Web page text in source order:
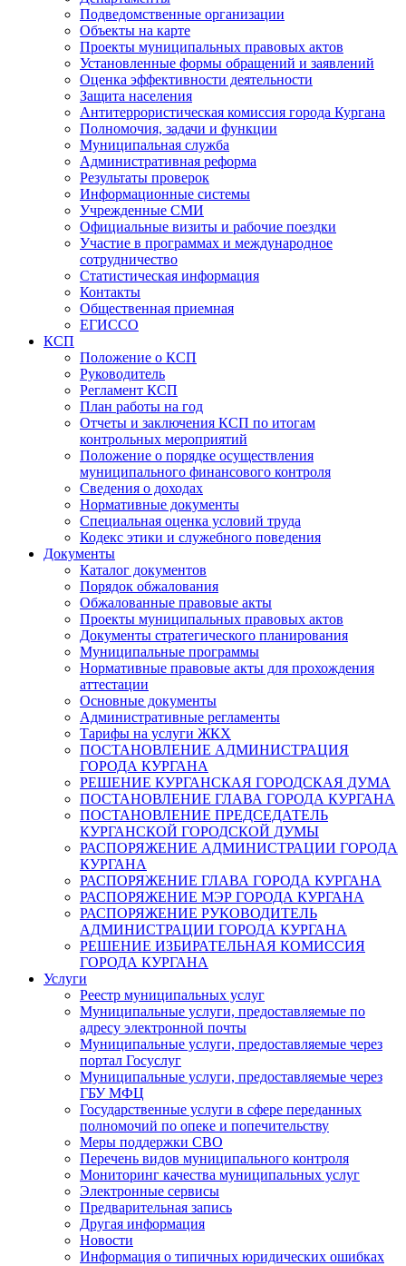
Подведомственные организации
Объекты на карте
Проекты муниципальных правовых актов
Установленные формы обращений и заявлений
Оценка эффективности деятельности
Защита населения
Антитеррористическая комиссия города Кургана
Полномочия, задачи и функции
Муниципальная служба
Административная реформа
Результаты проверок
Информационные системы
Учрежденные СМИ
Официальные визиты и рабочие поездки
Участие в программах и международное
сотрудничество
Статистическая информация
Контакты
Общественная приемная
ЕГИССО
КСП
Положение о КСП
Руководитель
Регламент КСП
План работы на год
Отчеты и заключения КСП по итогам
контрольных мероприятий
Положение о порядке осуществления
муниципального финансового контроля
Сведения о доходах
Нормативные документы
Специальная оценка условий труда
Кодекс этики и служебного поведения
Документы
Каталог документов
Порядок обжалования
Обжалованные правовые акты
Проекты муниципальных правовых актов
Документы стратегического планирования
Муниципальные программы
Нормативные правовые акты для прохождения
аттестации
Основные документы
Административные регламенты
Тарифы на услуги ЖКХ
ПОСТАНОВЛЕНИЕ АДМИНИСТРАЦИЯ
ГОРОДА КУРГАНА
РЕШЕНИЕ КУРГАНСКАЯ ГОРОДСКАЯ ДУМА
ПОСТАНОВЛЕНИЕ ГЛАВА ГОРОДА КУРГАНА
ПОСТАНОВЛЕНИЕ ПРЕДСЕДАТЕЛЬ
КУРГАНСКОЙ ГОРОДСКОЙ ДУМЫ
РАСПОРЯЖЕНИЕ АДМИНИСТРАЦИИ ГОРОДА
КУРГАНА
РАСПОРЯЖЕНИЕ ГЛАВА ГОРОДА КУРГАНА
РАСПОРЯЖЕНИЕ МЭР ГОРОДА КУРГАНА
РАСПОРЯЖЕНИЕ РУКОВОДИТЕЛЬ
АДМИНИСТРАЦИИ ГОРОДА КУРГАНА
РЕШЕНИЕ ИЗБИРАТЕЛЬНАЯ КОМИССИЯ
ГОРОДА КУРГАНА
Услуги
Реестр муниципальных услуг
Муниципальные услуги, предоставляемые по
адресу электронной почты
Муниципальные услуги, предоставляемые через
портал Госуслуг
Муниципальные услуги, предоставляемые через
ГБУ МФЦ
Государственные услуги в сфере переданных
полномочий по опеке и попечительству
Меры поддержки СВО
Перечень видов муниципального контроля
Мониторинг качества муниципальных услуг
Электронные сервисы
Предварительная запись
Другая информация
Новости
Информация о типичных юридических ошибках